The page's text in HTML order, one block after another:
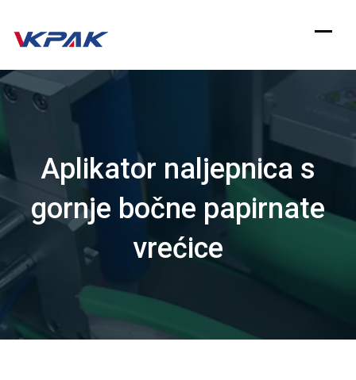
Preskoči
na
Aplikator naljepnica s
gornje bočne papirnate
vrećice